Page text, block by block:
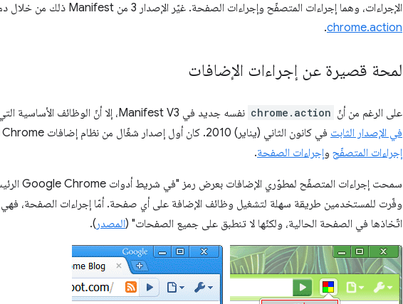
الإجراءات، وهما إجراءات المتصفّح وإجراءات الصفحة. غيّر الإصدار 3 من Manifest ذلك من خلال دمج وظائفهما في واجهة برمجة التطبيقات الجديدة
chrome.action
.
لمحة قصيرة عن إجراءات الإضافات
على الرغم من أنّ chrome.action نفسه جديد في Manifest V3، إلا أنّ الوظائف الأساسية التي يوفّرها تعود إلى وقت طرح الإضافات
في الإصدار الثابت في كانون الثاني (يناير) 2010. كان أول إصدار شغّال من نظام إضافات Chrome الأساسي يتيح نوعَين مختلفَين من الإجراءات:
إجراءات المتصفّح وإجراءات الصفحة.
سمحت إجراءات المتصفّح لمطوّري الإضافات بعرض رمز "في شريط أدوات Google Chrome الرئيسي، على يسار شريط العناوين" (
وفّرت للمستخدمين طريقة سهلة لتشغيل وظائف الإضافة على أي صفحة. أمّا إجراءات الصفحة،
اتّخاذها في الصفحة الحالية، ولكنّها لا تنطبق على جميع الصفحات" (المصدر ).